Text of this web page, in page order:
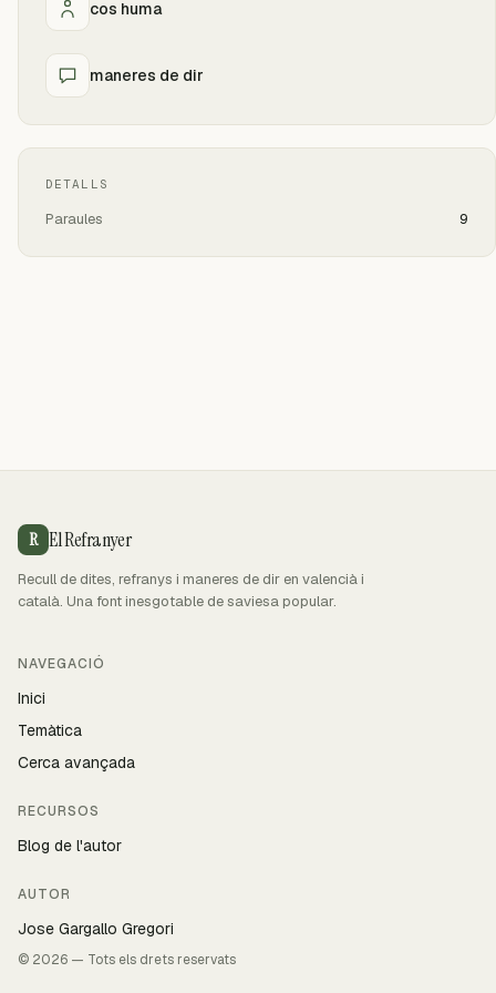
cos huma
maneres de dir
DETALLS
Paraules 9
R El Refranyer
Recull de dites, refranys i maneres de dir en valencià i
català. Una font inesgotable de saviesa popular.
NAVEGACIÓ
Inici
Temàtica
Cerca avançada
RECURSOS
Blog de l'autor
AUTOR
Jose Gargallo Gregori
© 2026 — Tots els drets reservats